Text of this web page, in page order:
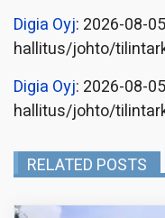
Digia Oyj: 2026-08-
hallitus/johto/
Digia Oyj: 2026-08-
hallitus/johto/
RELATED POSTS